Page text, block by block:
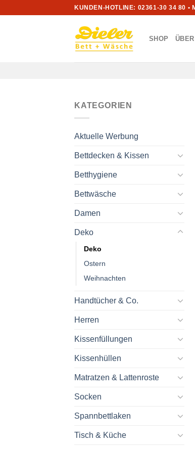
KUNDEN-HOTLINE: 02361-30 34 80 •
SHOP
KATEGORIEN
Aktuelle Werbung
Bettdecken & Kissen
Betthygiene
Bettwäsche
Damen
Deko
Deko
Ostern
Weihnachten
Handtücher & Co.
Herren
Kissenfüllungen
Kissenhüllen
Matratzen & Lattenroste
Socken
Spannbettlaken
Tisch & Küche